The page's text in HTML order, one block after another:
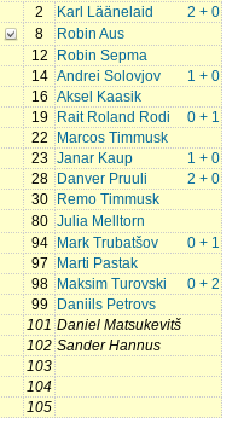
2
2 + 0
Karl Läänelaid
8
Robin Aus
12
Robin Sepma
14
1 + 0
Andrei Solovjov
16 Aksel Kaasik
19
0 + 1
Rait Roland Rodi
22
Marcos Timmusk
23
1 + 0
Janar Kaup
28
2 + 0
Danver Pruuli
30
Remo Timmusk
80 Julia Melltorn
94
0 + 1
Mark Trubatšov
97
Marti Pastak
98
0 + 2
Maksim Turovski
99
Daniils Petrovs
101 Daniel Matsukevitš
102 Sander Hannus
103
104
105